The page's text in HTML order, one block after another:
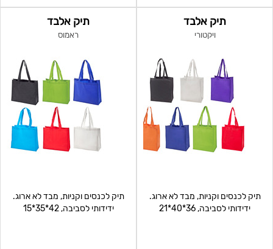
תיק אלבד
ויקטורי
תיק לכנסים וקניות, מבד לא ארוג.
ידידותי לסביבה, 36*40*21
תיק אלבד
ראמוס
תיק לכנסים וקניות, מבד לא ארוג.
ידידותי לסביבה, 42*35*15